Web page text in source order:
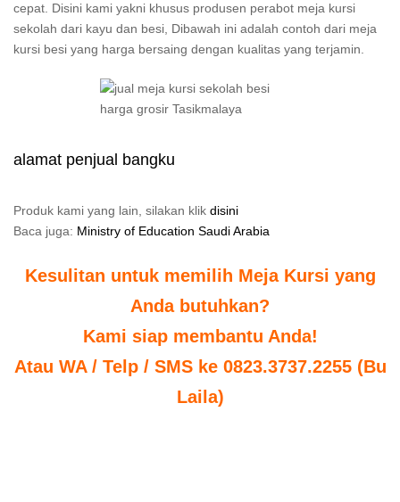
cepat. Disini kami yakni khusus produsen perabot meja kursi
sekolah dari kayu dan besi, Dibawah ini adalah contoh dari meja
kursi besi yang harga bersaing dengan kualitas yang terjamin.
alamat penjual bangku
Produk kami yang lain, silakan klik disini
Baca juga: Ministry of Education Saudi Arabia
Kesulitan untuk memilih Meja Kursi yang
Anda butuhkan?
Kami siap membantu Anda!
Atau WA / Telp / SMS ke 0823.3737.2255 (Bu
Laila)